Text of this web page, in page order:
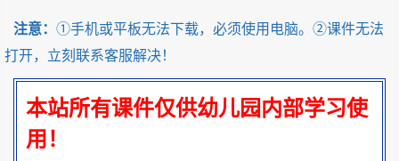
注意： ①手机或平板无法下载，必须使用电脑。②课件无法
打开，立刻联系客服解决！
本站所有课件仅供幼儿园内部学习使
用！